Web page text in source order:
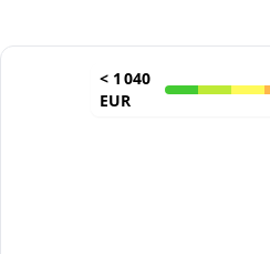
< 1 040
EUR